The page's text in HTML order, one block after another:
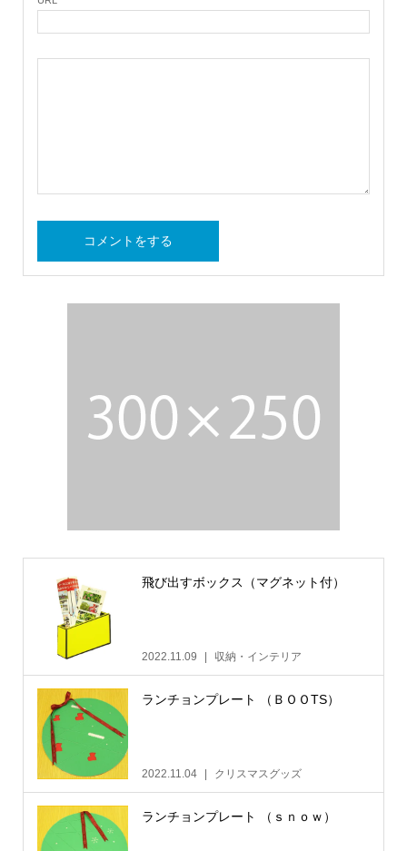
飛び出すボックス（マグネット付）
2022.11.09 収納・インテリア
ランチョンプレート （ＢＯＯTS）
2022.11.04 クリスマスグッズ
ランチョンプレート （ｓｎｏｗ）